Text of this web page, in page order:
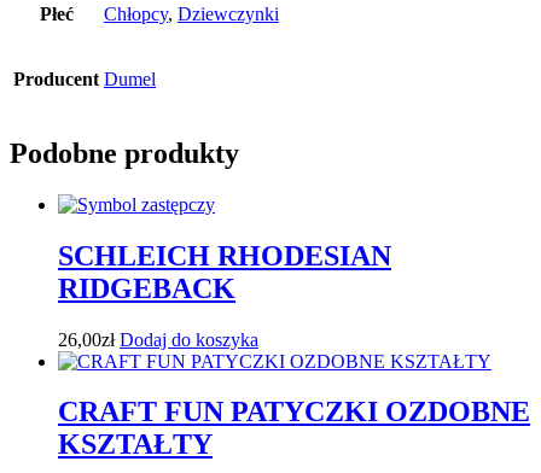
Płeć Chłopcy, Dziewczynki
Producent Dumel
Podobne produkty
SCHLEICH RHODESIAN
RIDGEBACK
26,00zł Dodaj do koszyka
CRAFT FUN PATYCZKI OZDOBNE
KSZTAŁTY